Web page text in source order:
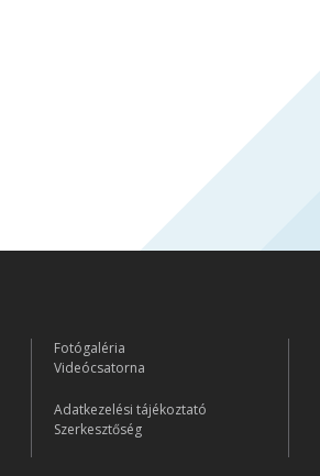
Fotógaléria
Videócsatorna
Adatkezelési tájékoztató
Szerkesztőség